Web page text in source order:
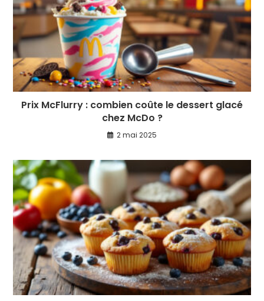
Prix McFlurry : combien coûte le dessert glacé
chez McDo ?
2 mai 2025